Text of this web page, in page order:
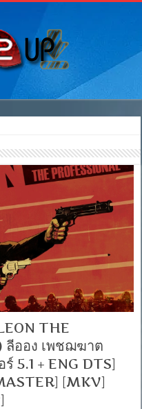
THE
ลีออง เพชฌฆาต
5.1 + ENG DTS]
[MKV]